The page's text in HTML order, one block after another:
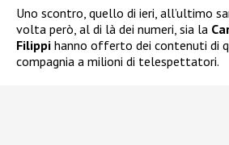
Uno scontro, quello di ieri, all’ultimo
volta però, al di là dei numeri, sia la
Filippi hanno offerto dei contenuti di
compagnia a milioni di telespettatori.